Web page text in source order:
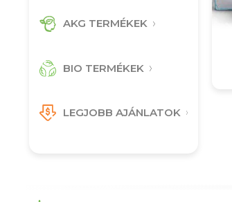
AKG TERMÉKEK
BIO TERMÉKEK
LEGJOBB AJÁNLATOK